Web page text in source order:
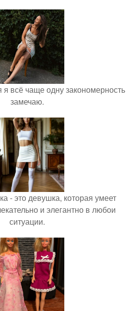
всё чаще одну закономерность
замечаю.
- это девушка, которая умеет
и элегантно в любои
ситуации.